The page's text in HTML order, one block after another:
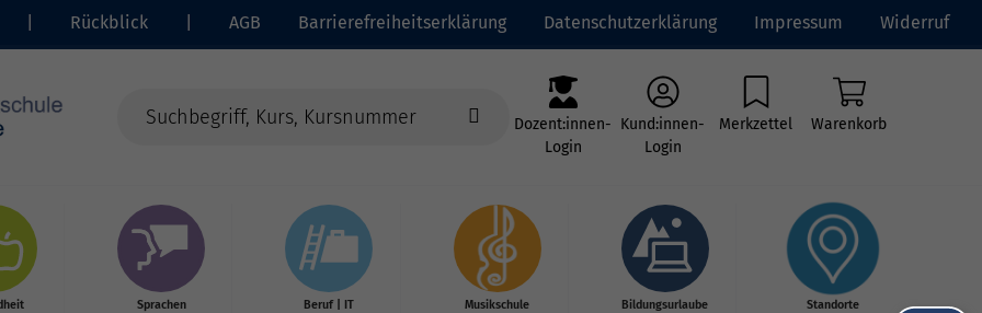
Rückblick AGB Barrierefreiheitserklärung Datenschutzerklärung Impressum Widerruf
Dozent:innen-
Login
Kund:innen-
Login
Merkzettel Warenkorb
Sprachen Beruf | IT Musikschule Bildungsurlaube Standorte